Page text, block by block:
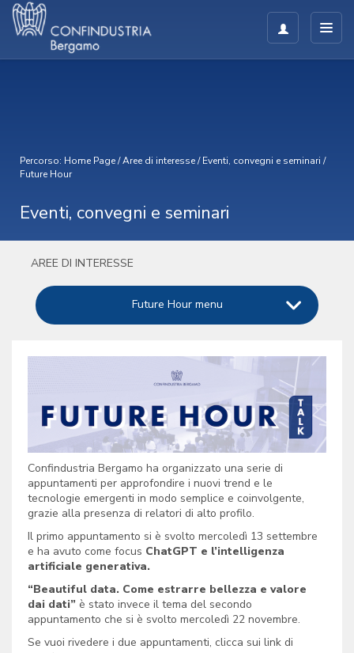
Percorso: Home Page/Aree di interesse/Eventi, convegni e seminari /
Future Hour
Eventi, convegni e seminari
AREE DI INTERESSE
Future Hour menu
Confindustria Bergamo ha organizzato una serie di
appuntamenti per approfondire i nuovi trend e le
tecnologie emergenti in modo semplice e coinvolgente,
grazie alla presenza di relatori di alto profilo.
Il primo appuntamento si è svolto mercoledì 13 settembre
e ha avuto come focus ChatGPT e l’intelligenza
artificiale generativa.
“Beautiful data. Come estrarre bellezza e valore
dai dati” è stato invece il tema del secondo
appuntamento che si è svolto mercoledì 22 novembre.
Se vuoi rivedere i due appuntamenti, clicca sui link di